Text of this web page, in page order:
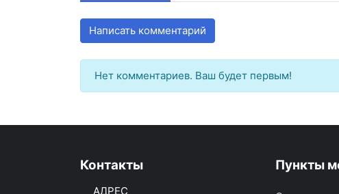
Написать комментарий
Нет комментариев. Ваш будет первым!
Контакты
АДРЕС
Пункты